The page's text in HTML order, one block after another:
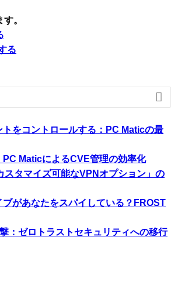
。
る

をコントロールする：PC Maticの最
MaticによるCVE管理の効率化
スタマイズ可能なVPNオプション」の
があなたをスパイしている？FROST
：ゼロトラストセキュリティへの移行